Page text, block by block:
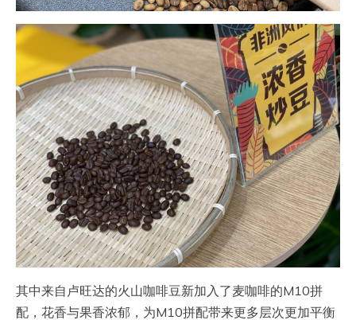
其中来自卢旺达的火山咖啡豆新加入了麦咖啡的M10拼
配，花香与果香浓郁，为M10拼配带来更多层次更加平衡